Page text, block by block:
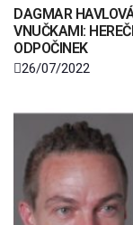
DAGMAR
VNUČKAMI:
ODPOČINEK
26/07/2022